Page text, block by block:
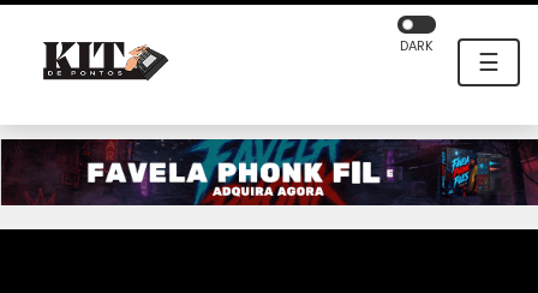
☰
DARK